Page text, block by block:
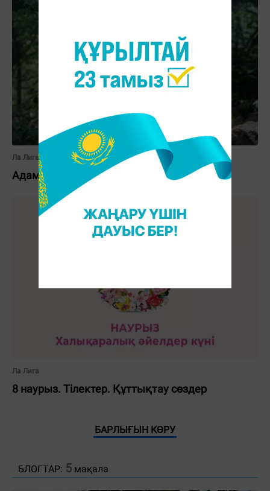
Ла Лига
Адам ішіндегі екі қасқыр
Ла Лига
8 наурыз. Тілектер. Құттықтау сөздер
БАРЛЫҒЫН КӨРУ
БЛОГТАР: 5 мақала